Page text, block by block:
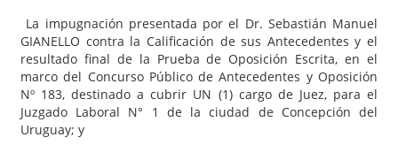
La impugnación presentada por el Dr. Sebastián Manuel
GIANELLO contra la Calificación de sus Antecedentes y el
resultado final de la Prueba de Oposición Escrita, en el
marco del Concurso Público de Antecedentes y Oposición
Nº 183, destinado a cubrir UN (1) cargo de Juez, para el
Juzgado Laboral N° 1 de la ciudad de Concepción del
Uruguay; y